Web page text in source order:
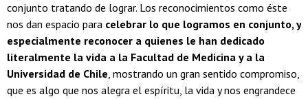
conjunto tratando de lograr. Los reconocimientos como éste
nos dan espacio para celebrar lo que logramos en conjunto, y
especialmente reconocer a quienes le han dedicado
literalmente la vida a la Facultad de Medicina y a la
Universidad de Chile, mostrando un gran sentido compromiso,
que es algo que nos alegra el espíritu, la vida y nos engrandece